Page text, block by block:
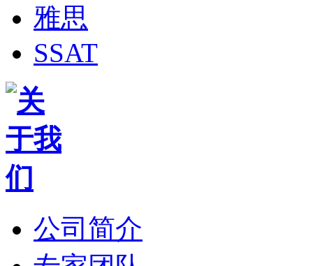
雅思
SSAT
公司简介